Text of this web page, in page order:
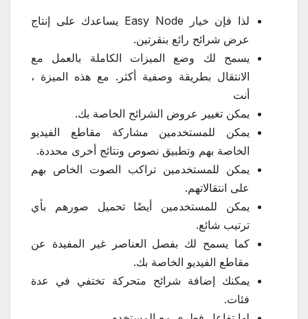
لذا فإن خيار Easy Node يساعدك على إنتاج
عرض شرائح رائع بنقرتين.
يسمح لك وضع الميزات الكاملة بالعمل مع
الانتقال بطريقة وصفية أكثر. مع هذه الميزة ،
أنت
يمكن تغيير عروض الشرائح الخاصة بك.
يمكن للمستخدمين مشاركة مقاطع الفيديو
الخاصة بهم وتطبيق نصوص ونتائج أخرى محددة.
يمكن للمستخدمين تراكب الصوت الخاص بهم
على انتقالاتهم.
يمكن للمستخدمين أيضًا تحميل صورهم بأي
ترتيب شائع.
كما يسمح لك بفصل العناصر غير المفيدة عن
مقاطع الفيديو الخاصة بك.
يمكنك إضافة شرائح متحركة تختفي في عدة
فئات.